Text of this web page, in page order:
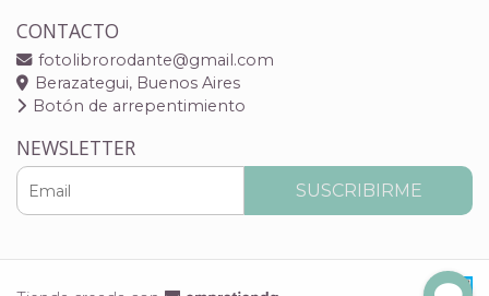
CONTACTO
fotolibrorodante@gmail.com
Berazategui, Buenos Aires
Botón de arrepentimiento
NEWSLETTER
SUSCRIBIRME